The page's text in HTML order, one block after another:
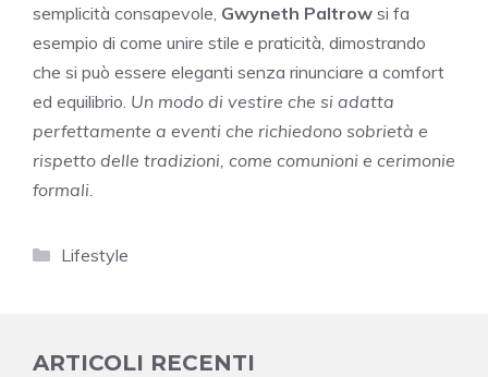
semplicità consapevole, Gwyneth Paltrow si fa
esempio di come unire stile e praticità, dimostrando
che si può essere eleganti senza rinunciare a comfort
ed equilibrio. Un modo di vestire che si adatta
perfettamente a eventi che richiedono sobrietà e
rispetto delle tradizioni, come comunioni e cerimonie
formali.
Categorie
Lifestyle
ARTICOLI RECENTI